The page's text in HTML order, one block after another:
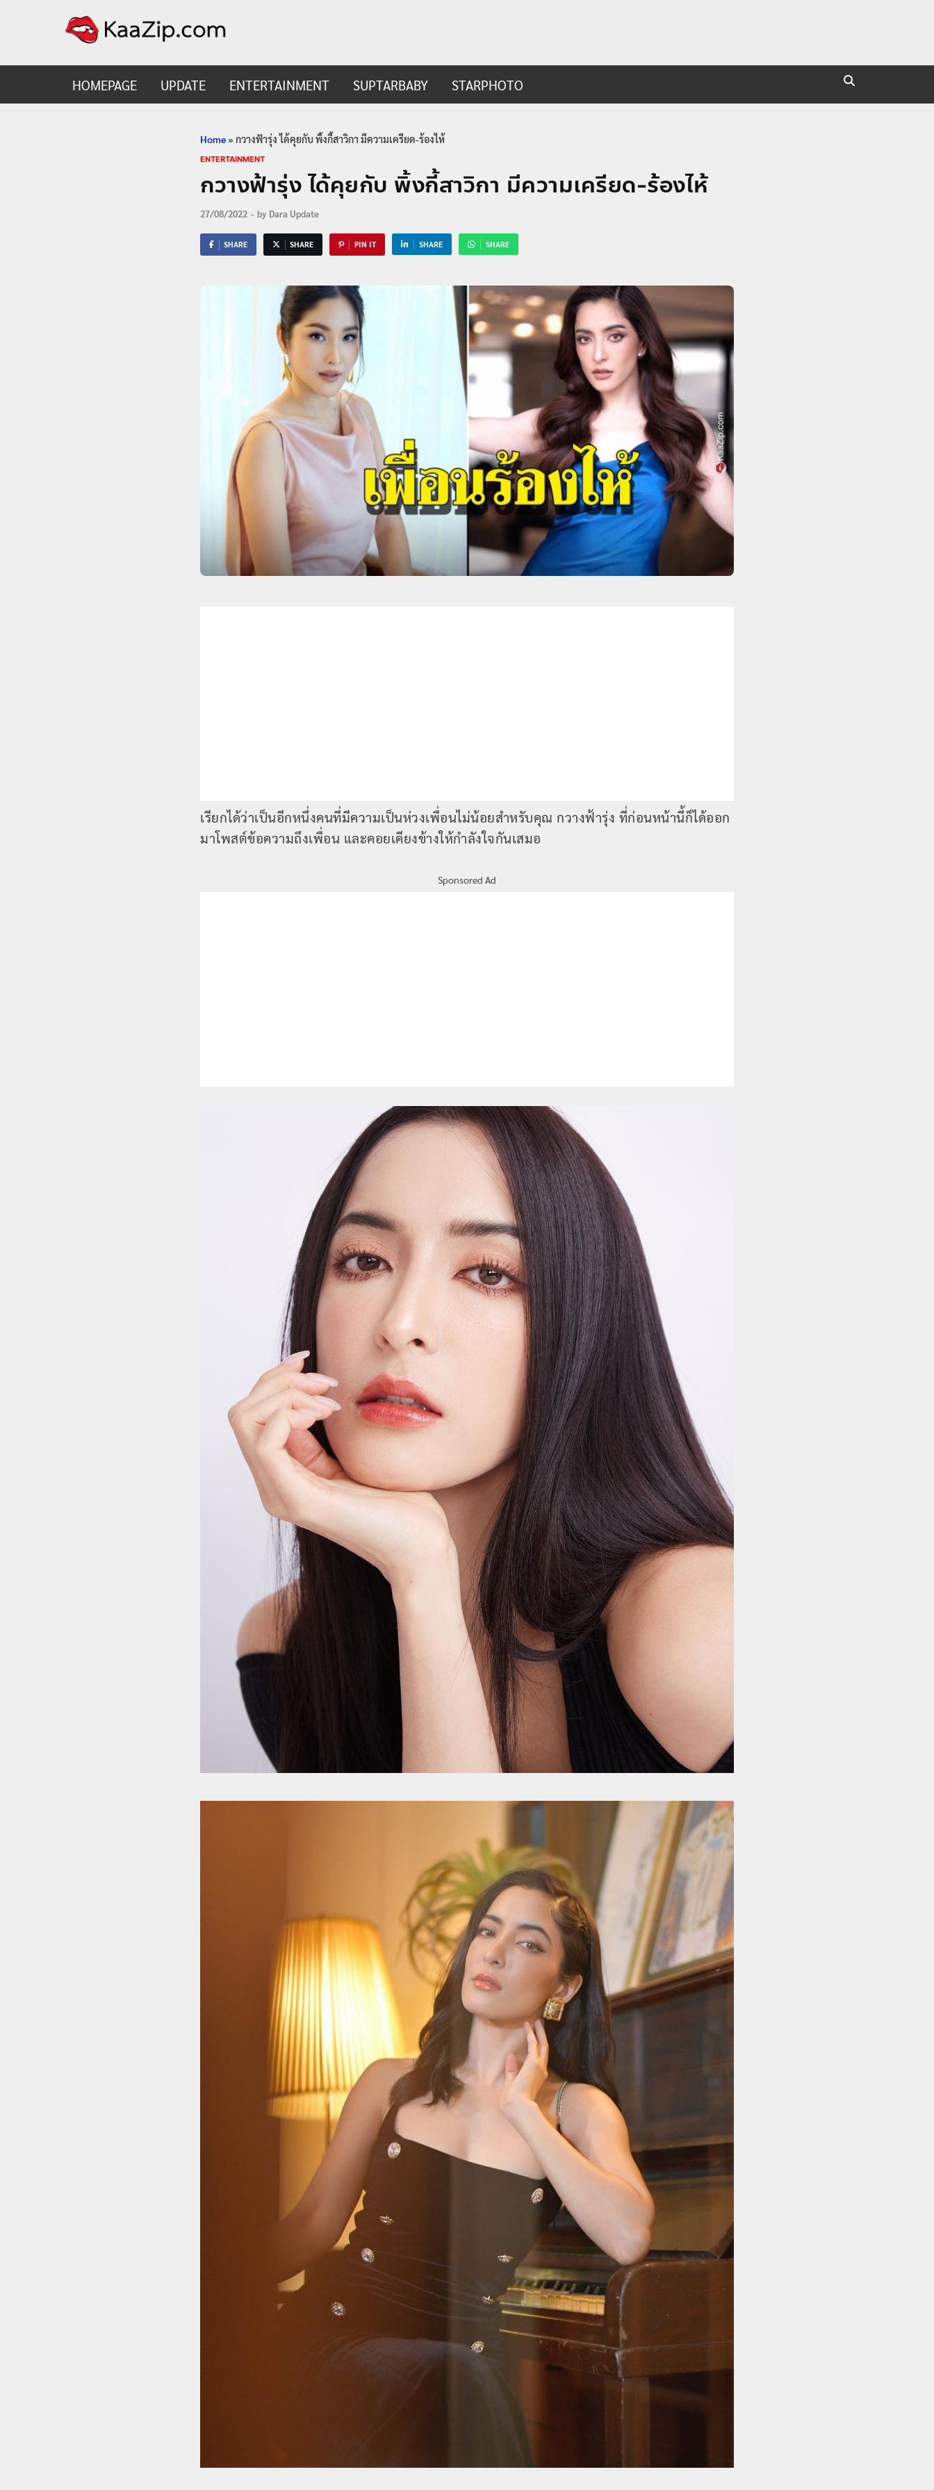
HOMEPAGE UPDATE ENTERTAINMENT SUPTARBABY STARPHOTO
Home»กวางฟ้ารุ่ง ได้คุยกับ พิ้งกี้สาวิกา มีความเครียด-ร้องไห้
ENTERTAINMENT
กวางฟ้ารุ่ง ได้คุยกับ พิ้งกี้สาวิกา มีความเครียด-ร้องไห้
27/08/2022 - by Dara Update
SHARE SHARE PIN IT SHARE SHARE
เรียกได้ว่าเป็นอีกหนึ่งคนที่มีความเป็นห่วงเพื่อนไม่น้อยสำหรับคุณ กวางฟ้ารุ่ง ที่ก่อนหน้านี้ก็ได้ออก
มาโพสต์ข้อความถึงเพื่อน และคอยเคียงข้างให้กำลังใจกันเสมอ
Sponsored Ad